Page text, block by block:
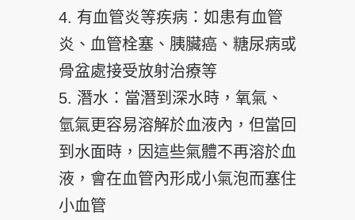
4. 有血管炎等疾病：如患有血管
炎、血管栓塞、胰臟癌、糖尿病或
骨盆處接受放射治療等
5. 潛水：當潛到深水時，氧氣、
氫氣更容易溶解於血液內，但當回
到水面時，因這些氣體不再溶於血
液，會在血管內形成小氣泡而塞住
小血管